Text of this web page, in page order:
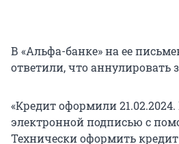
В «Альфа-банке» на ее
ответили, что аннулировать
«Кредит оформили
электронной подписью с
Технически оформить кредит